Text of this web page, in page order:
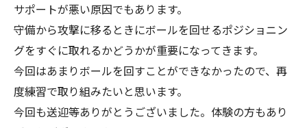
サポートが悪い原因でもあります。
守備から攻撃に移るときにボールを回せるポジショニン
グをすぐに取れるかどうかが重要になってきます。
今回はあまりボールを回すことができなかったので、再
度練習で取り組みたいと思います。
今回も送迎等ありがとうございました。体験の方もあり